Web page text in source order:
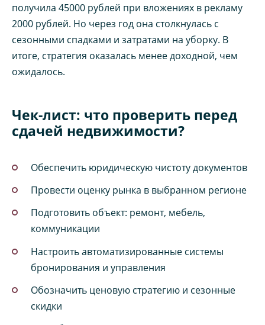
получила 45000 рублей при вложениях в рекламу
2000 рублей. Но через год она столкнулась с
сезонными спадками и затратами на уборку. В
итоге, стратегия оказалась менее доходной, чем
ожидалось.
Чек-лист: что проверить перед
сдачей недвижимости?
Обеспечить юридическую чистоту документов
Провести оценку рынка в выбранном регионе
Подготовить объект: ремонт, мебель,
коммуникации
Настроить автоматизированные системы
бронирования и управления
Обозначить ценовую стратегию и сезонные
скидки